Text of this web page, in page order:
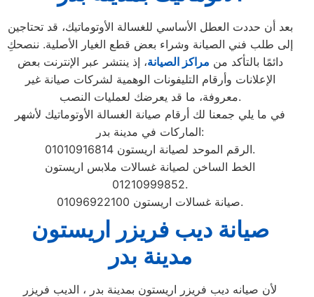
بعد أن حددت العطل الأساسي للغسالة الأوتوماتيك، قد تحتاجين
إلى طلب فني الصيانة وشراء بعض قطع الغيار الأصلية. ننصحكِ
دائمًا بالتأكد من مراكز الصيانة، إذ ينتشر عبر الإنترنت بعض
الإعلانات وأرقام التليفونات الوهمية لشركات صيانة غير
معروفة، ما قد يعرضك لعمليات النصب.
في ما يلي جمعنا لك أرقام صيانة الغسالة الأوتوماتيك لأشهر
الماركات في مدينة بدر:
الرقم الموحد لصيانة اريستون 01010916814.
الخط الساخن لصيانة غسالات ملابس اريستون
01210999852.
صيانة غسالات اريستون 01096922100.
صيانة ديب فريزر اريستون
مدينة بدر
لأن صيانه ديب فريزر اريستون بمدينة بدر ، الديب فريزر